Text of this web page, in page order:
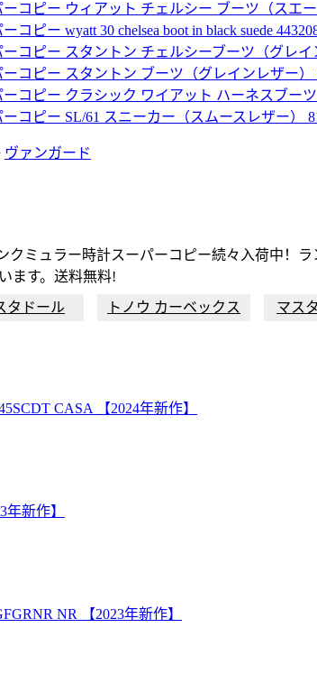
コピー ウィアット チェルシー ブーツ（スエ
コピー wyatt 30 chelsea boot in black suede
コピー スタントン チェルシーブーツ（グレイ
コピー スタントン ブーツ（グレインレザー）
コピー クラシック ワイアット ハーネスブー
コピー SL/61 スニーカー（スムースレザー）
ヴァンガード
ミュラー時計スーパーコピー続々入荷中！
ます。送料無料!
タドール トノウ カーベックス マス
CASA 【2024年新作】
新作】
NR 【2023年新作】